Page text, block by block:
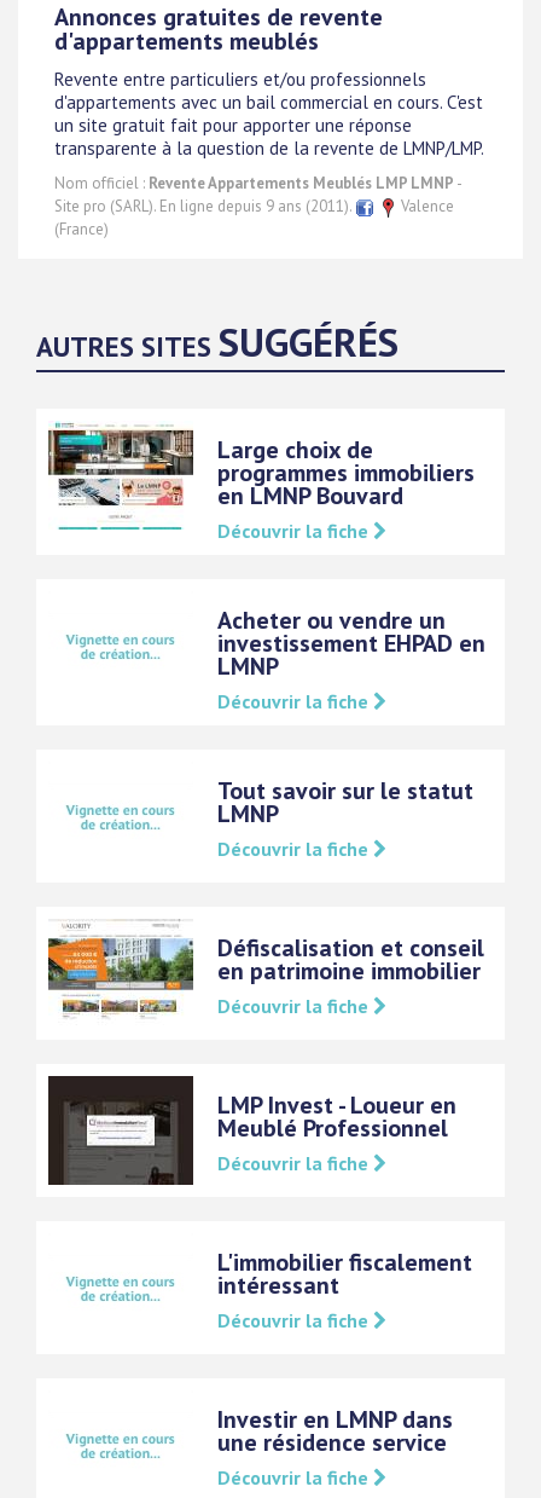
Annonces gratuites de revente
d'appartements meublés
Revente entre particuliers et/ou professionnels
d'appartements avec un bail commercial en cours. C'est
un site gratuit fait pour apporter une réponse
transparente à la question de la revente de LMNP/LMP.
Nom officiel : Revente Appartements Meublés LMP LMNP -
Site pro (SARL). En ligne depuis 9 ans (2011).
Valence
(France)
AUTRES SITES SUGGÉRÉS
Large choix de
programmes immobiliers
en LMNP Bouvard
Découvrir la fiche
Acheter ou vendre un
investissement EHPAD en
LMNP
Découvrir la fiche
Tout savoir sur le statut
LMNP
Découvrir la fiche
Défiscalisation et conseil
en patrimoine immobilier
Découvrir la fiche
LMP Invest - Loueur en
Meublé Professionnel
Découvrir la fiche
L'immobilier fiscalement
intéressant
Découvrir la fiche
Investir en LMNP dans
une résidence service
Découvrir la fiche